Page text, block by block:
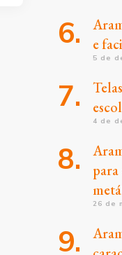
e
5 de
4 de
26 de